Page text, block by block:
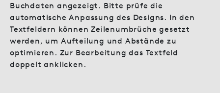
Buchdaten angezeigt. Bitte prüfe die
automatische Anpassung des Designs. In den
Textfeldern können Zeilenumbrüche gesetzt
werden, um Aufteilung und Abstände zu
optimieren. Zur Bearbeitung das Textfeld
doppelt anklicken.